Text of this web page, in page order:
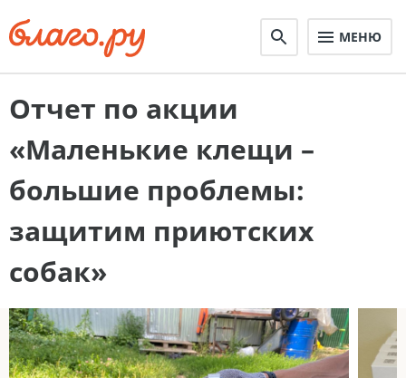
МЕНЮ
Отчет по акции
«Маленькие клещи –
большие проблемы:
защитим приютских
собак»